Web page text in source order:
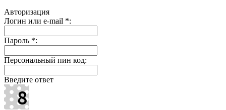
Авторизация
Логин или e-mail *:
Пароль *:
Персональный пин код:
Введите ответ